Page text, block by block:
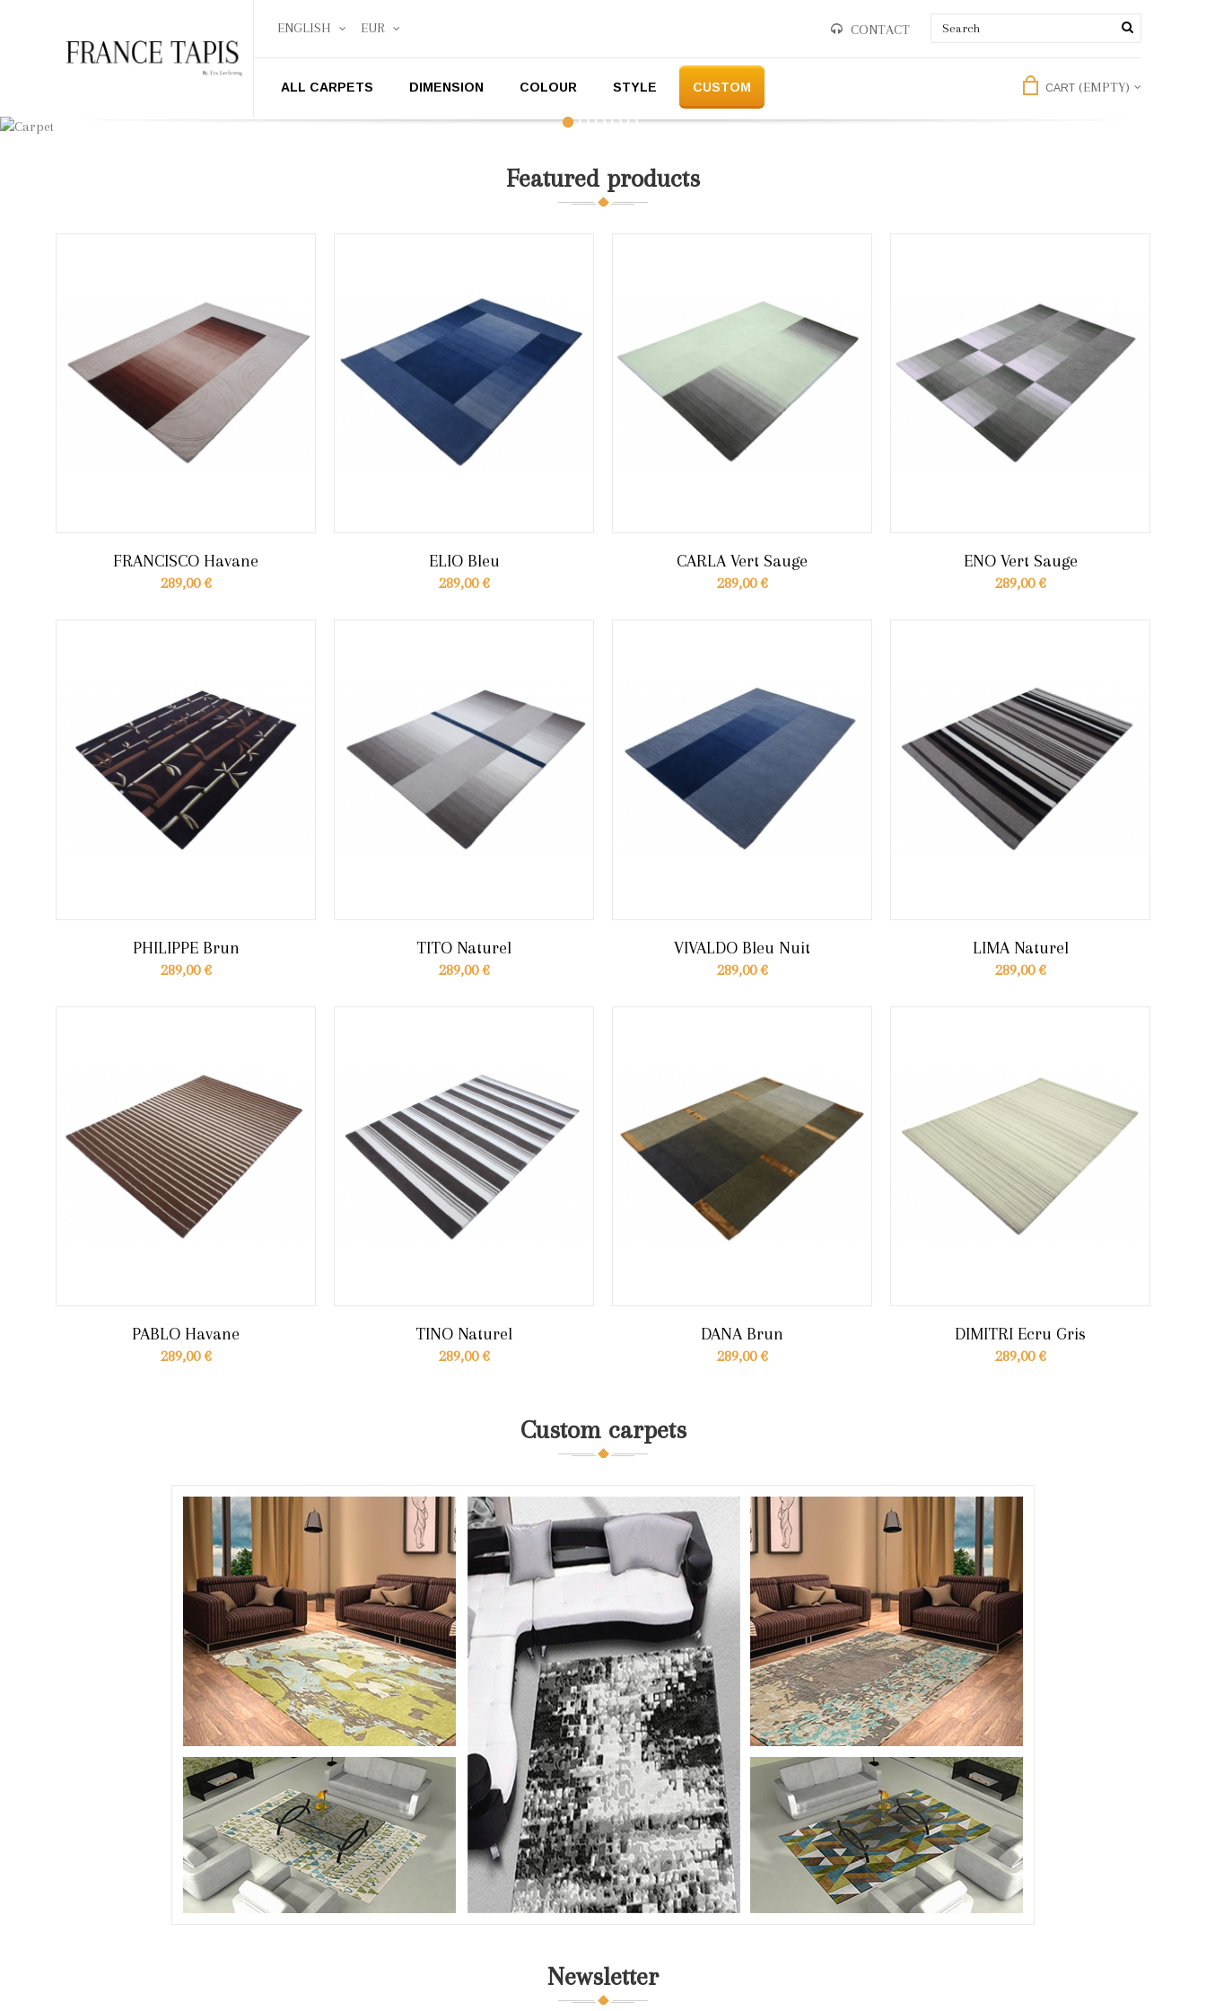
CONTACT
ENGLISH EUR
CART (EMPTY)
ALL CARPETS DIMENSION COLOUR STYLE CUSTOM
Featured products
FRANCISCO Havane
289,00 €
ELIO Bleu
289,00 €
CARLA Vert Sauge
289,00 €
ENO Vert Sauge
289,00 €
PHILIPPE Brun
289,00 €
TITO Naturel
289,00 €
VIVALDO Bleu Nuit
289,00 €
LIMA Naturel
289,00 €
PABLO Havane
289,00 €
TINO Naturel
289,00 €
DANA Brun
289,00 €
DIMITRI Ecru Gris
289,00 €
Custom carpets
Newsletter